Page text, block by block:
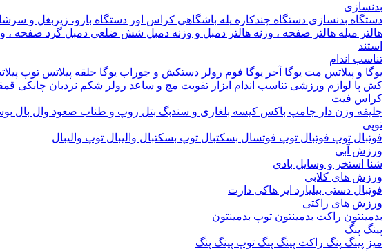
بدنسازی
دستگاه بدنسازی دستگاه چندکاره پله باشگاهی کراس اور دستگاه بازو، زیربغل و
هالتر میله هالتر صفحه ، وزنه هالتر دمبل و وزنه دمبل شش ضلعی دمبل گرد صفحه ،
استند
تناسب اندام
یوگا و پیلاتس مت یوگا آجر یوگا فوم رولر دستکش و جوراب یوگا حلقه پیلاتس توپ
کش پا لوازم ورزشی تناسب اندام ابزار تقویت مچ و ساعد رولر شکم نردبان چابکی
کراس فیت
جلیقه وزن دار جامپ باکس کیسه بلغاری و سندبگ بتل روپ و طناب صعود وال بال
توپی
فوتبال توپ فوتبال توپ فوتسال بسکتبال توپ بسکتبال والیبال توپ والیبال
ورزش آبی
شنا استخر و وسایل بادی
ورزش های کلابی
فوتبال دستی بیلیارد ایر هاکی دارت
ورزش های راکتی
بدمینتون راکت بدمینتون توپ بدمینتون
پینگ پنگ
میز پینگ پنگ راکت پینگ پنگ توپ پینگ پنگ